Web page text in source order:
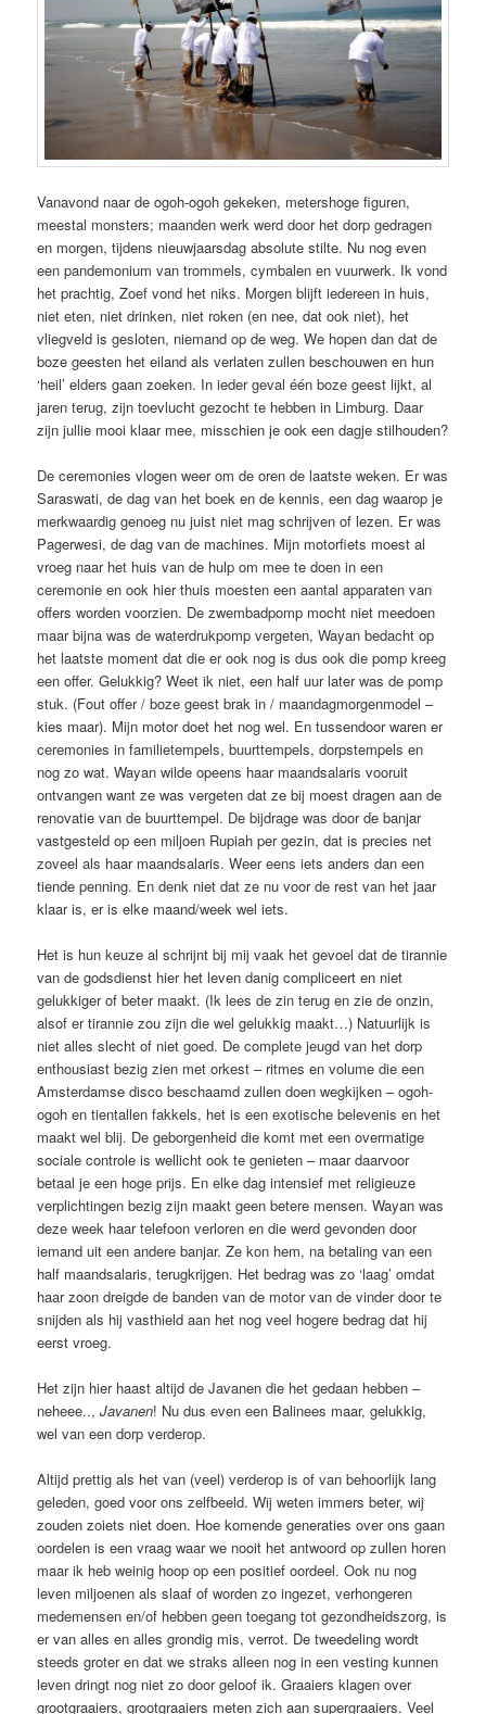
Vanavond naar de ogoh-ogoh gekeken, metershoge figuren,
meestal monsters; maanden werk werd door het dorp gedragen
en morgen, tijdens nieuwjaarsdag absolute stilte. Nu nog even
een pandemonium van trommels, cymbalen en vuurwerk. Ik vond
het prachtig, Zoef vond het niks. Morgen blijft iedereen in huis,
niet eten, niet drinken, niet roken (en nee, dat ook niet), het
vliegveld is gesloten, niemand op de weg. We hopen dan dat de
boze geesten het eiland als verlaten zullen beschouwen en hun
‘heil’ elders gaan zoeken. In ieder geval één boze geest lijkt, al
jaren terug, zijn toevlucht gezocht te hebben in Limburg. Daar
zijn jullie mooi klaar mee, misschien je ook een dagje stilhouden?
De ceremonies vlogen weer om de oren de laatste weken. Er was
Saraswati, de dag van het boek en de kennis, een dag waarop je
merkwaardig genoeg nu juist niet mag schrijven of lezen. Er was
Pagerwesi, de dag van de machines. Mijn motorfiets moest al
vroeg naar het huis van de hulp om mee te doen in een
ceremonie en ook hier thuis moesten een aantal apparaten van
offers worden voorzien. De zwembadpomp mocht niet meedoen
maar bijna was de waterdrukpomp vergeten, Wayan bedacht op
het laatste moment dat die er ook nog is dus ook die pomp kreeg
een offer. Gelukkig? Weet ik niet, een half uur later was de pomp
stuk. (Fout offer / boze geest brak in / maandagmorgenmodel –
kies maar). Mijn motor doet het nog wel. En tussendoor waren er
ceremonies in familietempels, buurttempels, dorpstempels en
nog zo wat. Wayan wilde opeens haar maandsalaris vooruit
ontvangen want ze was vergeten dat ze bij moest dragen aan de
renovatie van de buurttempel. De bijdrage was door de banjar
vastgesteld op een miljoen Rupiah per gezin, dat is precies net
zoveel als haar maandsalaris. Weer eens iets anders dan een
tiende penning. En denk niet dat ze nu voor de rest van het jaar
klaar is, er is elke maand/week wel iets.
Het is hun keuze al schrijnt bij mij vaak het gevoel dat de tirannie
van de godsdienst hier het leven danig compliceert en niet
gelukkiger of beter maakt. (Ik lees de zin terug en zie de onzin,
alsof er tirannie zou zijn die wel gelukkig maakt…) Natuurlijk is
niet alles slecht of niet goed. De complete jeugd van het dorp
enthousiast bezig zien met orkest – ritmes en volume die een
Amsterdamse disco beschaamd zullen doen wegkijken – ogoh-
ogoh en tientallen fakkels, het is een exotische belevenis en het
maakt wel blij. De geborgenheid die komt met een overmatige
sociale controle is wellicht ook te genieten – maar daarvoor
betaal je een hoge prijs. En elke dag intensief met religieuze
verplichtingen bezig zijn maakt geen betere mensen. Wayan was
deze week haar telefoon verloren en die werd gevonden door
iemand uit een andere banjar. Ze kon hem, na betaling van een
half maandsalaris, terugkrijgen. Het bedrag was zo ‘laag’ omdat
haar zoon dreigde de banden van de motor van de vinder door te
snijden als hij vasthield aan het nog veel hogere bedrag dat hij
eerst vroeg.
Het zijn hier haast altijd de Javanen die het gedaan hebben –
neheee..,Javanen! Nu dus even een Balinees maar, gelukkig,
wel van een dorp verderop.
Altijd prettig als het van (veel) verderop is of van behoorlijk lang
geleden, goed voor ons zelfbeeld. Wij weten immers beter, wij
zouden zoiets niet doen. Hoe komende generaties over ons gaan
oordelen is een vraag waar we nooit het antwoord op zullen horen
maar ik heb weinig hoop op een positief oordeel. Ook nu nog
leven miljoenen als slaaf of worden zo ingezet, verhongeren
medemensen en/of hebben geen toegang tot gezondheidszorg, is
er van alles en alles grondig mis, verrot. De tweedeling wordt
steeds groter en dat we straks alleen nog in een vesting kunnen
leven dringt nog niet zo door geloof ik. Graaiers klagen over
grootgraaiers, grootgraaiers meten zich aan supergraaiers. Veel